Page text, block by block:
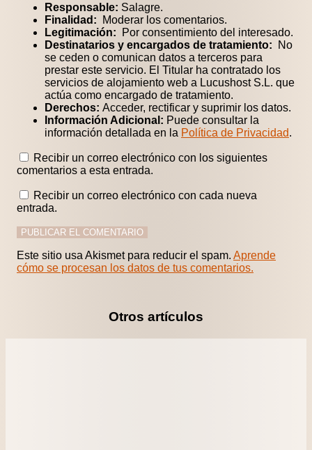
Responsable: Salagre.
Finalidad: Moderar los comentarios.
Legitimación: Por consentimiento del interesado.
Destinatarios y encargados de tratamiento: No
se ceden o comunican datos a terceros para
prestar este servicio. El Titular ha contratado los
servicios de alojamiento web a Lucushost S.L. que
actúa como encargado de tratamiento.
Derechos: Acceder, rectificar y suprimir los datos.
Información Adicional: Puede consultar la
información detallada en la Política de Privacidad.
Recibir un correo electrónico con los siguientes
comentarios a esta entrada.
Recibir un correo electrónico con cada nueva
entrada.
Este sitio usa Akismet para reducir el spam. Aprende
cómo se procesan los datos de tus comentarios.
Otros artículos